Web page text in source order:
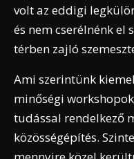
volt az eddigi
és nem cserélnénk
térben zajló
Ami szerintünk
minőségi
tudással rendelkező
közösségépítés.